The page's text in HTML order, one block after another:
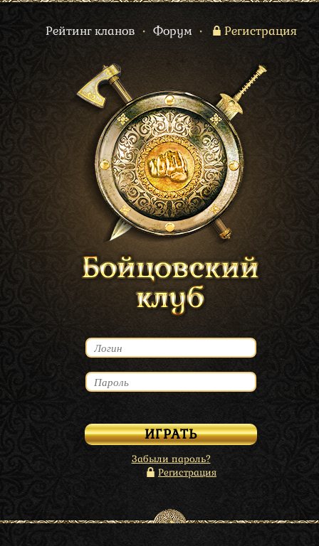
Рейтинг кланов • Форум • Регистрация
Забыли пароль?
Регистрация